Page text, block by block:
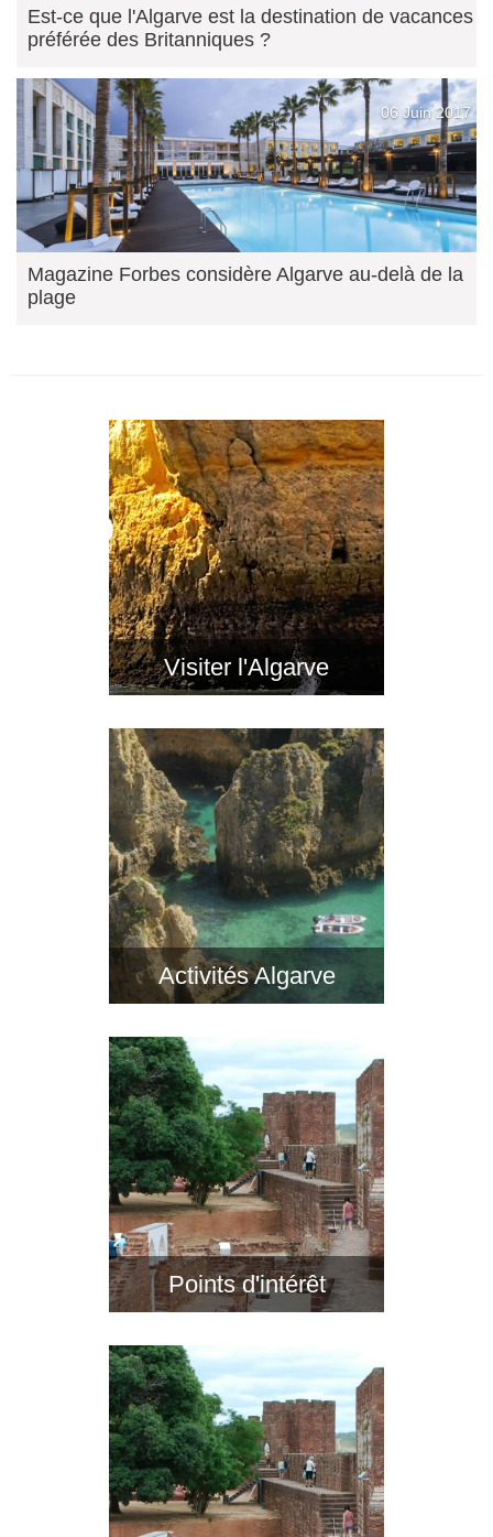
Est-ce que l'Algarve est la destination de vacances
préférée des Britanniques ?
06 Juin 2017
Magazine Forbes considère Algarve au-delà de la
plage
Visiter l'Algarve
Activités Algarve
Points d'intérêt